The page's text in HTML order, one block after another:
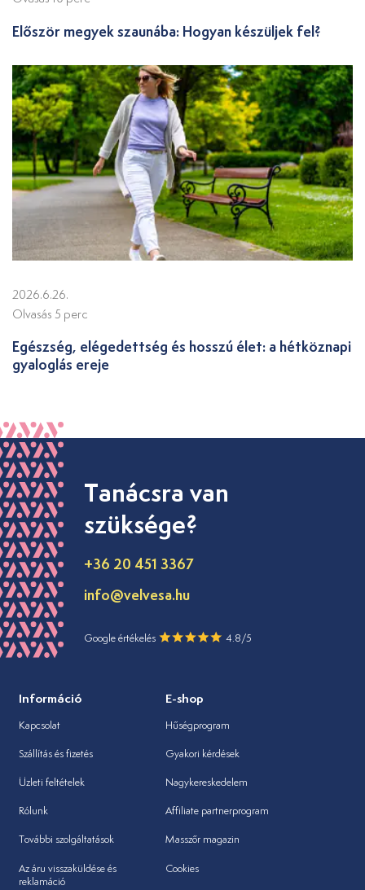
Először megyek szaunába: Hogyan készüljek fel?
2026.6.26.
Olvasás 5 perc
Egészség, elégedettség és hosszú élet: a hétköznapi
gyaloglás ereje
Tanácsra van
szüksége?
+36 20 451 3367
info@velvesa.hu
Google értékelés 4.8/5
Információ
Kapcsolat
Szállítás és fizetés
Üzleti feltételek
Rólunk
További szolgáltatások
Az áru visszaküldése és
reklamáció
E-shop
Hűségprogram
Gyakori kérdések
Nagykereskedelem
Affiliate partnerprogram
Masszőr magazin
Cookies